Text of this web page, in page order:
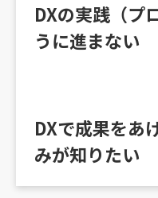
DXの実践（プ
うに進まない
DXで成果をあ
みが知りたい